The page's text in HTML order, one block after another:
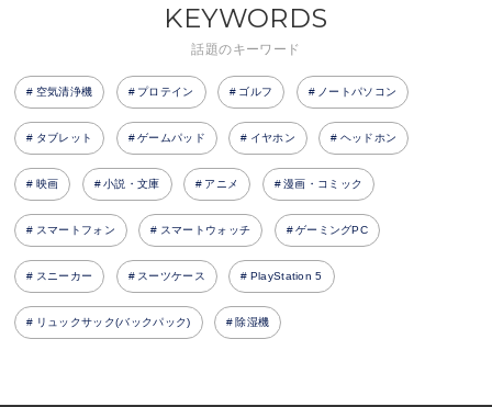
KEYWORDS
話題のキーワード
空気清浄機 プロテイン ゴルフ ノートパソコン
タブレット ゲームパッド イヤホン ヘッドホン
映画 小説・文庫 アニメ 漫画・コミック
スマートフォン スマートウォッチ ゲーミングPC
スニーカー スーツケース PlayStation 5
リュックサック(バックパック) 除湿機